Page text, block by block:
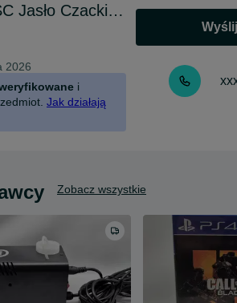
Skup Sprzedaż Madej SC Jasło Czackiego
2026
i
Jak działają
Zobacz wszystkie